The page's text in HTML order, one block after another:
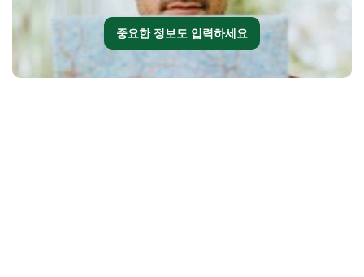
중요한 정보도 입력하세요